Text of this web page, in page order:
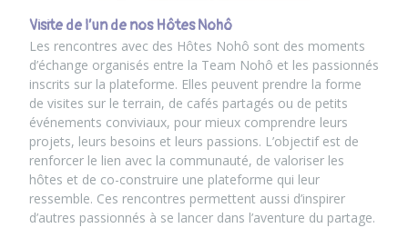
Visite de l’un de nos Hôtes Nohô
Les rencontres avec des Hôtes Nohô sont des moments
d’échange organisés entre la Team Nohô et les passionnés
inscrits sur la plateforme. Elles peuvent prendre la forme
de visites sur le terrain, de cafés partagés ou de petits
événements conviviaux, pour mieux comprendre leurs
projets, leurs besoins et leurs passions. L’objectif est de
renforcer le lien avec la communauté, de valoriser les
hôtes et de co-construire une plateforme qui leur
ressemble. Ces rencontres permettent aussi d’inspirer
d’autres passionnés à se lancer dans l’aventure du partage.